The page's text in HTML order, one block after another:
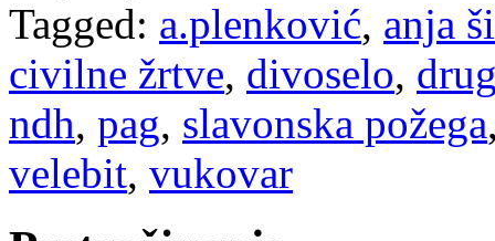
Tagged: a.plenković, anja
civilne žrtve, divoselo,
ndh, pag, slavonska požega
velebit, vukovar